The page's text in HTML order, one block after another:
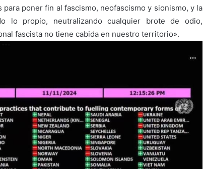
poner fin al fascismo, neofascismo y sionismo, y la
lo propio, neutralizando cualquier brote de odio,
fascista no tiene cabida en nuestro territorio».